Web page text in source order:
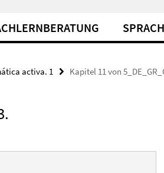
activa. 1 Kapitel 11 von